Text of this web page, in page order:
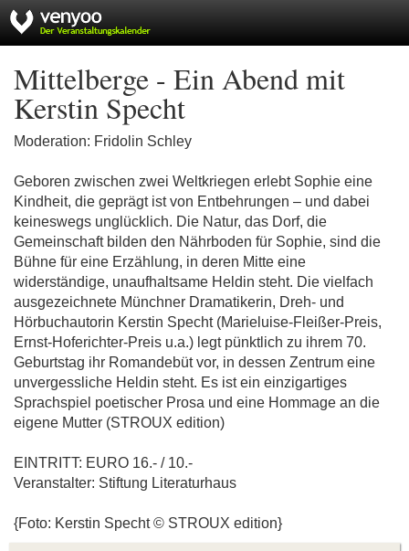
Mittelberge - Ein Abend mit
Kerstin Specht
Moderation: Fridolin Schley
Geboren zwischen zwei Weltkriegen erlebt Sophie eine
Kindheit, die geprägt ist von Entbehrungen – und dabei
keineswegs unglücklich. Die Natur, das Dorf, die
Gemeinschaft bilden den Nährboden für Sophie, sind die
Bühne für eine Erzählung, in deren Mitte eine
widerständige, unaufhaltsame Heldin steht. Die vielfach
ausgezeichnete Münchner Dramatikerin, Dreh- und
Hörbuchautorin Kerstin Specht (Marieluise-Fleißer-Preis,
Ernst-Hoferichter-Preis u.a.) legt pünktlich zu ihrem 70.
Geburtstag ihr Romandebüt vor, in dessen Zentrum eine
unvergessliche Heldin steht. Es ist ein einzigartiges
Sprachspiel poetischer Prosa und eine Hommage an die
eigene Mutter (STROUX edition)
EINTRITT: EURO 16.- / 10.-
Veranstalter: Stiftung Literaturhaus
{Foto: Kerstin Specht © STROUX edition}